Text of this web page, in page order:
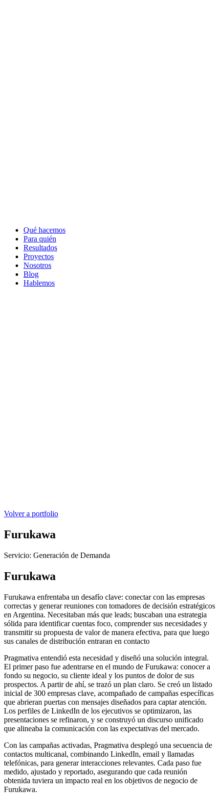
Qué hacemos
Para quién
Resultados
Proyectos
Nosotros
Blog
Hablemos
Volver a portfolio
Furukawa
Servicio: Generación de Demanda
Furukawa
Furukawa enfrentaba un desafío clave: conectar con las empresas
correctas y generar reuniones con tomadores de decisión estratégicos
en Argentina. Necesitaban más que leads; buscaban una estrategia
sólida para identificar cuentas foco, comprender sus necesidades y
transmitir su propuesta de valor de manera efectiva, para que luego
sus canales de distribución entraran en contacto
Pragmativa entendió esta necesidad y diseñó una solución integral.
El primer paso fue adentrarse en el mundo de Furukawa: conocer a
fondo su negocio, su cliente ideal y los puntos de dolor de sus
prospectos. A partir de ahí, se trazó un plan claro. Se creó un listado
inicial de 300 empresas clave, acompañado de campañas específicas
que abrieran puertas con mensajes diseñados para captar atención.
Los perfiles de LinkedIn de los ejecutivos se optimizaron, las
presentaciones se refinaron, y se construyó un discurso unificado
que alineaba la comunicación con las expectativas del mercado.
Con las campañas activadas, Pragmativa desplegó una secuencia de
contactos multicanal, combinando LinkedIn, email y llamadas
telefónicas, para generar interacciones relevantes. Cada paso fue
medido, ajustado y reportado, asegurando que cada reunión
obtenida tuviera un impacto real en los objetivos de negocio de
Furukawa.